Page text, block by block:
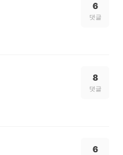
6
댓글
8
댓글
6